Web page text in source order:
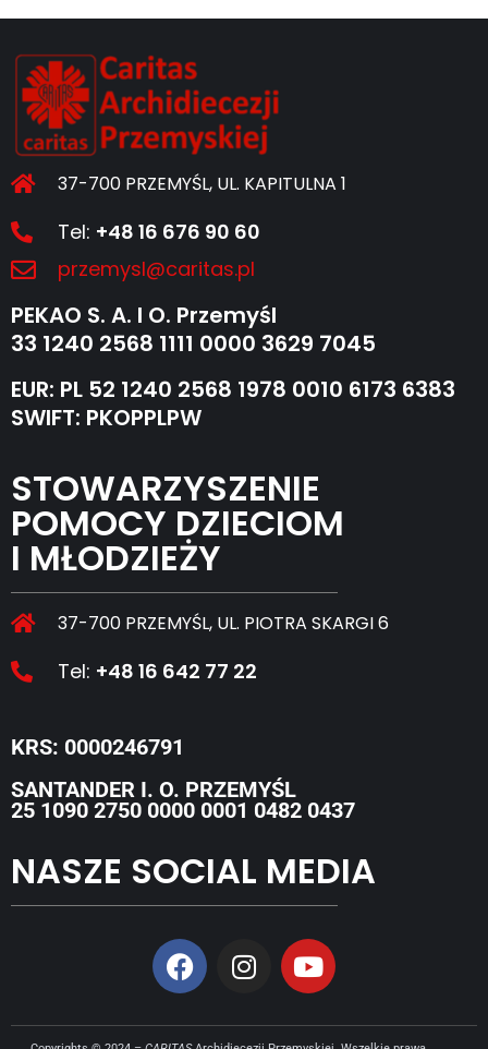
37-700 PRZEMYŚL, UL. KAPITULNA 1
Tel: +48 16 676 90 60
przemysl@caritas.pl
PEKAO S. A. I O. Przemyśl
33 1240 2568 1111 0000 3629 7045
EUR: PL 52 1240 2568 1978 0010 6173 6383
SWIFT: PKOPPLPW
STOWARZYSZENIE
POMOCY DZIECIOM
I MŁODZIEŻY
37-700 PRZEMYŚL, UL. PIOTRA SKARGI 6
Tel: +48 16 642 77 22
KRS: 0000246791
SANTANDER I. O. PRZEMYŚL
25 1090 2750 0000 0001 0482 0437
NASZE SOCIAL MEDIA